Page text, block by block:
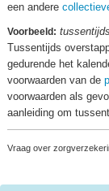
een andere
Voorbeeld:
Tussentijds
gedurende het
voorwaarden van de
voorwaarden als
aanleiding om
Vraag over